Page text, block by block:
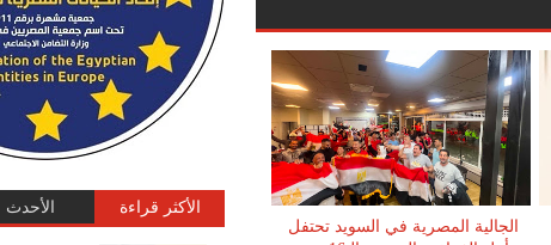
الجالية المصرية في السويد تحتفل
الأكثر قراءة الأحدث